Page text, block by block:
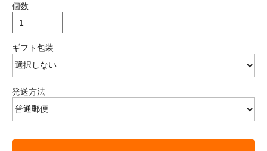
個数
ギフト包装
発送方法